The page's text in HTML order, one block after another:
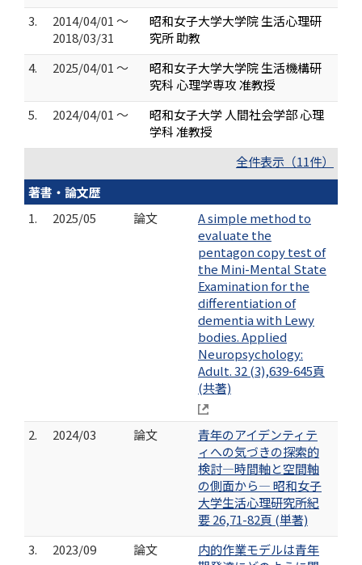
3.
2014/04/01 ～
2018/03/31
昭和女子大学大学院 生活心理研
究所 助教
4.
2025/04/01 ～
昭和女子大学大学院 生活機構研
究科 心理学専攻 准教授
5.
2024/04/01 ～
昭和女子大学 人間社会学部 心理
学科 准教授
全件表示（11件）
著書・論文歴
1.
2025/05 論文
A simple method to
evaluate the
pentagon copy test of
the Mini-Mental State
Examination for the
differentiation of
dementia with Lewy
bodies. Applied
Neuropsychology:
Adult. 32 (3),639-645頁
(共著)
2. 2024/03 論文
青年のアイデンティテ
ィへの気づきの探索的
検討―時間軸と空間軸
の側面から― 昭和女子
大学生活心理研究所紀
要 26,71-82頁 (単著)
3.
2023/09 論文
内的作業モデルは青年